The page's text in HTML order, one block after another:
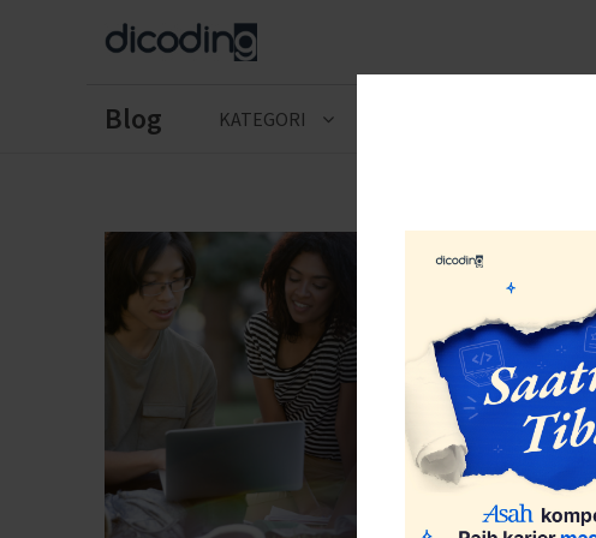
Blog KATEGORI